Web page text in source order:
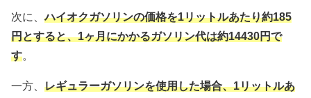
次に、ハイオクガソリンの価格を1リットルあたり約185
円とすると、1ヶ月にかかるガソリン代は約14430円で
す。
一方、 レギュラーガソリンを使用した場合、1リットルあ